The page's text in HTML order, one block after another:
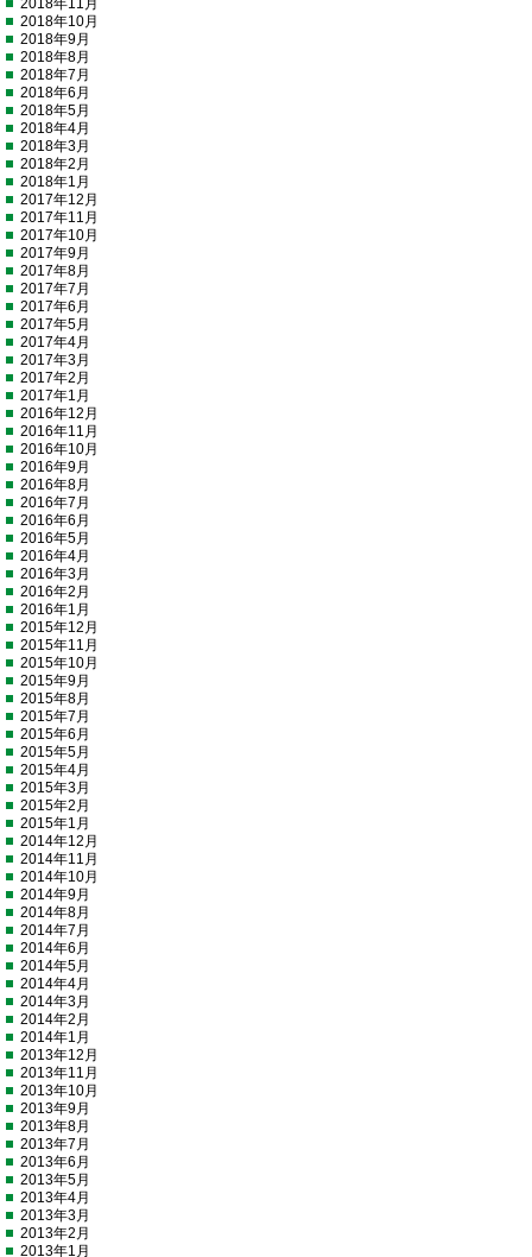
2018年11月
2018年10月
2018年9月
2018年8月
2018年7月
2018年6月
2018年5月
2018年4月
2018年3月
2018年2月
2018年1月
2017年12月
2017年11月
2017年10月
2017年9月
2017年8月
2017年7月
2017年6月
2017年5月
2017年4月
2017年3月
2017年2月
2017年1月
2016年12月
2016年11月
2016年10月
2016年9月
2016年8月
2016年7月
2016年6月
2016年5月
2016年4月
2016年3月
2016年2月
2016年1月
2015年12月
2015年11月
2015年10月
2015年9月
2015年8月
2015年7月
2015年6月
2015年5月
2015年4月
2015年3月
2015年2月
2015年1月
2014年12月
2014年11月
2014年10月
2014年9月
2014年8月
2014年7月
2014年6月
2014年5月
2014年4月
2014年3月
2014年2月
2014年1月
2013年12月
2013年11月
2013年10月
2013年9月
2013年8月
2013年7月
2013年6月
2013年5月
2013年4月
2013年3月
2013年2月
2013年1月